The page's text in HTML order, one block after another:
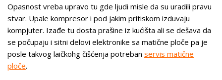
Opasnost vreba upravo tu gde ljudi misle da su uradili pravu
stvar. Upale kompresor i pod jakim pritiskom izduvaju
kompjuter. Izađe tu dosta prašine iz kućišta ali se dešava da
se počupaju i sitni delovi elektronike sa matične ploče pa je
posle takvog laičkohg čišćenja potreban servis matične
ploče.